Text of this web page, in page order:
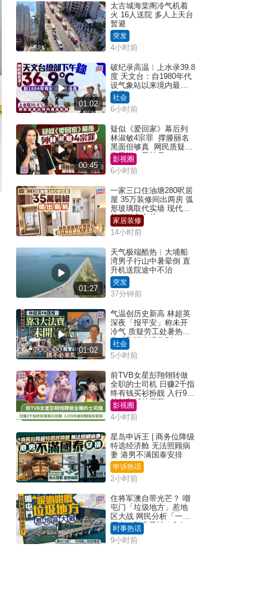
太古城海棠阁冷气机着
火 16人送院 多人上天台
暂避
突发
4小时前
01:02
破纪录高温︱上水录39.8
度 天文台：自1980年代
设气象站以来境内最高
纪录
社会
6小时前
00:45
疑似《爱回家》幕后列
林淑敏4宗罪 撑滕丽名
黑面但够真 网民质疑：
真系咁一早被雪
影视圈
6小时前
一家三口住油塘280呎居
屋 35万装修间出两房 弧
形玻璃取代实墙 现代神
枱柜融入玄关
家居装修
14小时前
01:27
天气极端酷热︱大埔船
湾男子行山中暑晕倒 直
升机送院途中不治
突发
37分钟前
01:02
气温创历史新高 林超英
深夜「报平安」称未开
冷气 质疑劳工处暑热警
告「取消也没分别」
社会
5小时前
前TVB女星彭翔翎转做
全职的士司机 日赚2千指
终有钱买衫扮靓 入行9年
被封翻版林夏薇
影视圈
4小时前
星岛申诉王 | 商务位降级
特选经济舱 无法照顾病
妻 港男不满国泰安排
申诉热话
2小时前
住将军澳自带光芒？ 嘲
屯门「垃圾地方」惹地
区大战 网民分析「一共
同点」秒息风波｜Juicy
叮
时事热话
9小时前